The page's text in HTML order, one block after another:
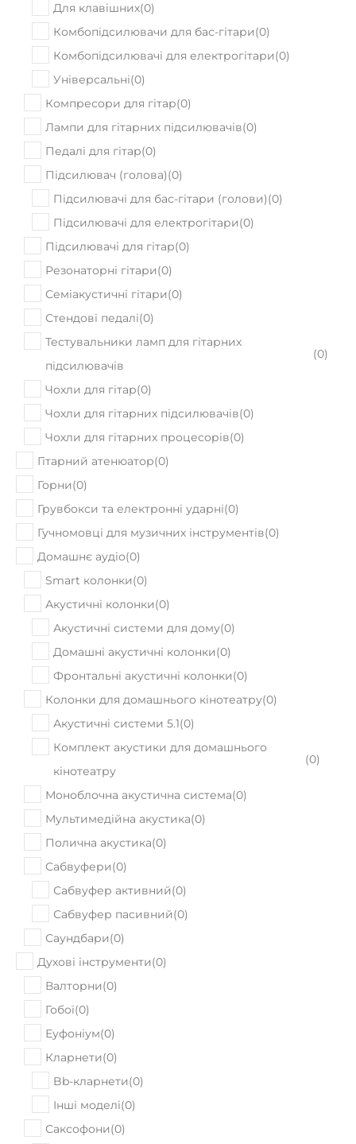
Для клавішних(0)
Комбопідсилювачи для бас-гітари(0)
Комбопідсилювачі для електрогітари(0)
Універсальні(0)
Компресори для гітар(0)
Лампи для гітарних підсилювачів(0)
Педалі для гітар(0)
Підсилювач (голова)(0)
Підсилювачі для бас-гітари (голови)(0)
Підсилювачі для електрогітари(0)
Підсилювачі для гітар(0)
Резонаторні гітари(0)
Семіакустичні гітари(0)
Стендові педалі(0)
Тестувальники ламп для гітарних
підсилювачів
(0)
Чохли для гітар(0)
Чохли для гітарних підсилювачів(0)
Чохли для гітарних процесорів(0)
Гітарний атенюатор(0)
Горни(0)
Грувбокси та електронні ударні(0)
Гучномовці для музичних інструментів(0)
Домашнє аудіо(0)
Smart колонки(0)
Акустичні колонки(0)
Акустичні системи для дому(0)
Домашні акустичні колонки(0)
Фронтальні акустичні колонки(0)
Колонки для домашнього кінотеатру(0)
Акустичні системи 5.1(0)
Комплект акустики для домашнього
кінотеатру
(0)
Моноблочна акустична система(0)
Мультимедійна акустика(0)
Полична акустика(0)
Сабвуфери(0)
Сабвуфер активний(0)
Сабвуфер пасивний(0)
Саундбари(0)
Духові інструменти(0)
Валторни(0)
Гобої(0)
Еуфоніум(0)
Кларнети(0)
Bb-кларнети(0)
Інші моделі(0)
Саксофони(0)